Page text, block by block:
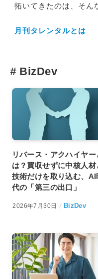
拓いてきたのは、そん
月刊タレンタルとは
#BizDev
リバース・アクハイヤー
は？買収せずに中核人材
技術だけを取り込む、AI
代の「第三の出口」
2026年7月30日 BizDev